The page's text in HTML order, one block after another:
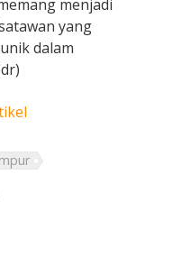
menjadi
yang
dalam